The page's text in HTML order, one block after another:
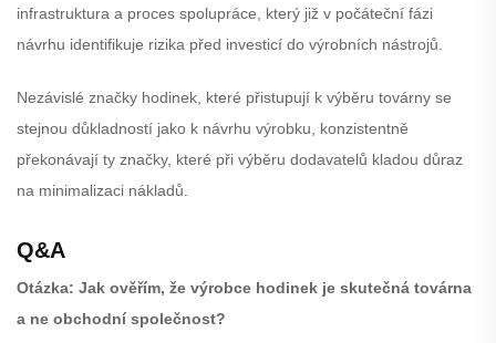
infrastruktura a proces spolupráce, který již v počáteční fázi
návrhu identifikuje rizika před investicí do výrobních nástrojů.
Nezávislé značky hodinek, které přistupují k výběru továrny se
stejnou důkladností jako k návrhu výrobku, konzistentně
překonávají ty značky, které při výběru dodavatelů kladou důraz
na minimalizaci nákladů.
Q&A
Otázka: Jak ověřím, že výrobce hodinek je skutečná továrna
a ne obchodní společnost?